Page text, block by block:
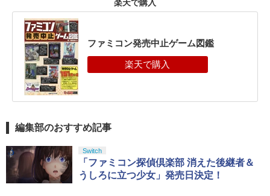
楽天で購入
ファミコン発売中止ゲーム図鑑
編集部のおすすめ記事
Switch
「ファミコン探偵倶楽部 消えた後継者＆
うしろに立つ少女」発売日決定！